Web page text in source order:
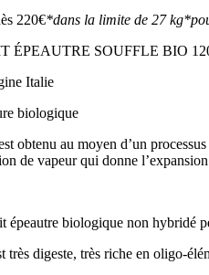
220€*dans la limite de 27 kg
ÉPEAUTRE SOUFFLE BIO
Italie
biologique
obtenu au moyen d’un
de vapeur qui donne
épeautre biologique non hybridé
très digeste, très riche en oligo-